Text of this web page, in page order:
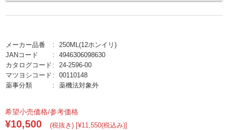
メーカー品番
250ML(12ホンイリ)
JANコード
4946306098630
カタログコード
24-2596-00
マツヨシコード
00110148
薬事分類
薬機法対象外
希望小売価格/参考価格
¥10,500 (税抜き) [¥11,550(税込み)]